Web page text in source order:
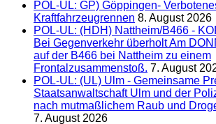
POL-UL: GP) Göppingen-
Kraftfahrzeugrennen 8. August 2026
POL-UL: (HDH) Nattheim/B466 -
Bei Gegenverkehr überholt Am
auf der B466 bei Nattheim zu einem
Frontalzusammenstoß. 7. August
POL-UL: (UL) Ulm - Gemeinsame
Staatsanwaltschaft Ulm und der
nach mutmaßlichem Raub und
7. August 2026